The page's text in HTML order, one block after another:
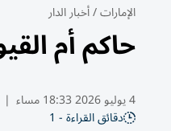
الإمارات/أخبار الدار
حاكم أم
4 يوليو 2026 18:33 مساء |
دقائق القراءة - 1